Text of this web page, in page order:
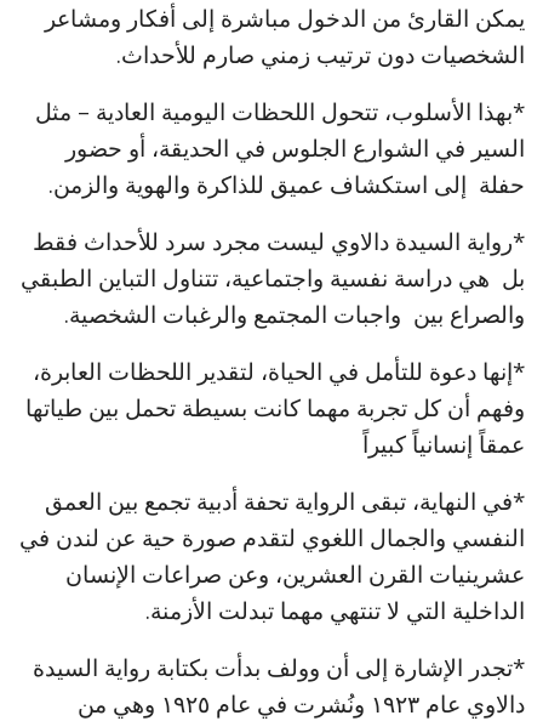
يمكن القارئ من الدخول مباشرة إلى أفكار ومشاعر
الشخصيات دون ترتيب زمني صارم للأحداث.
*بهذا الأسلوب، تتحول اللحظات اليومية العادية – مثل
السير في الشوارع الجلوس في الحديقة، أو حضور
حفلة إلى استكشاف عميق للذاكرة والهوية والزمن.
*رواية السيدة دالاوي ليست مجرد سرد للأحداث فقط
بل هي دراسة نفسية واجتماعية، تتناول التباين الطبقي
والصراع بين واجبات المجتمع والرغبات الشخصية.
*إنها دعوة للتأمل في الحياة، لتقدير اللحظات العابرة،
وفهم أن كل تجربة مهما كانت بسيطة تحمل بين طياتها
عمقاً إنسانياً كبيراً
*في النهاية، تبقى الرواية تحفة أدبية تجمع بين العمق
النفسي والجمال اللغوي لتقدم صورة حية عن لندن في
عشرينيات القرن العشرين، وعن صراعات الإنسان
الداخلية التي لا تنتهي مهما تبدلت الأزمنة.
*تجدر الإشارة إلى أن وولف بدأت بكتابة رواية السيدة
دالاوي عام ١٩٢٣ ونُشرت في عام ١٩٢٥ وهي من